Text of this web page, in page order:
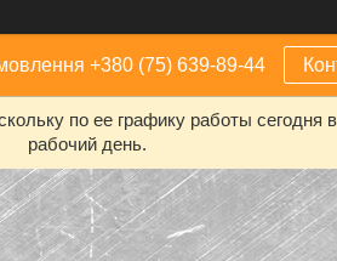
+380 (75) 639-89-44
по ее графику работы
рабочий день.